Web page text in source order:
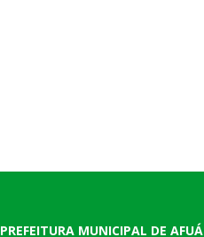
PREFEITURA MUNICIPAL DE AFUÁ